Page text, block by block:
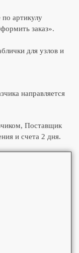
артикулу
заказ».
для узлов и
направляется
Поставщик
и счета 2 дня.